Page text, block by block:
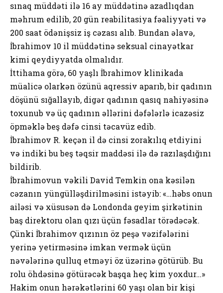
sınaq müddəti ilə 16 ay müddətinə azadlıqdan
məhrum edilib, 20 gün reabilitasiya fəaliyyəti və
200 saat ödənişsiz iş cəzası alıb. Bundan əlavə,
İbrahimov 10 il müddətinə seksual cinayətkar
kimi qeydiyyatda olmalıdır.
İttihama görə, 60 yaşlı İbrahimov klinikada
müalicə olarkən özünü aqressiv aparıb, bir qadının
döşünü sığallayıb, digər qadının qasıq nahiyəsinə
toxunub və üç qadının əllərini dəfələrlə icazəsiz
öpməklə beş dəfə cinsi təcavüz edib.
İbrahimov R. keçən il də cinsi zorakılıq etdiyini
və indiki bu beş təqsir maddəsi ilə də razılaşdığını
bildirib.
İbrahimovun vəkili David Temkin ona kəsilən
cəzanın yüngülləşdirilməsini istəyib: «…həbs onun
ailəsi və xüsusən də Londonda geyim şirkətinin
baş direktoru olan qızı üçün fəsadlar törədəcək.
Çünki İbrahimov qızının öz peşə vəzifələrini
yerinə yetirməsinə imkan vermək üçün
nəvələrinə qulluq etməyi öz üzərinə götürüb. Bu
rolu öhdəsinə götürəcək başqa heç kim yoxdur…»
Hakim onun hərəkətlərini 60 yaşı olan bir kişi